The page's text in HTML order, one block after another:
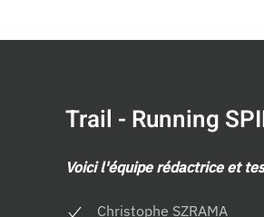
Trail - Running
Voici l'équipe rédactrice et
Christophe SZRAMA